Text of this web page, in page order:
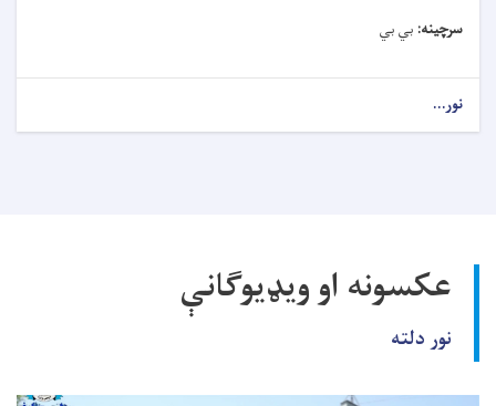
سرچینه: بي بي
نور...
عکسونه او ویډیوګانې
نور دلته